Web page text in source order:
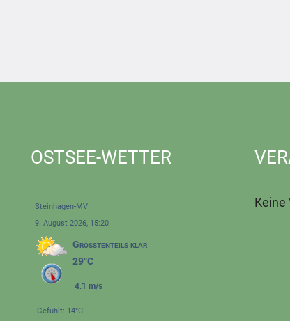
OSTSEE-WETTER
Steinhagen-MV
9. August 2026, 15:20
Größtenteils klar
29°C
4.1 m/s
Gefühlt: 14°C
Keine